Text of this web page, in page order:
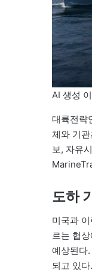
AI 생성
대륙전략
체와 기
보, 자유
도하
미국과
르는 협
예상된다
되고 있